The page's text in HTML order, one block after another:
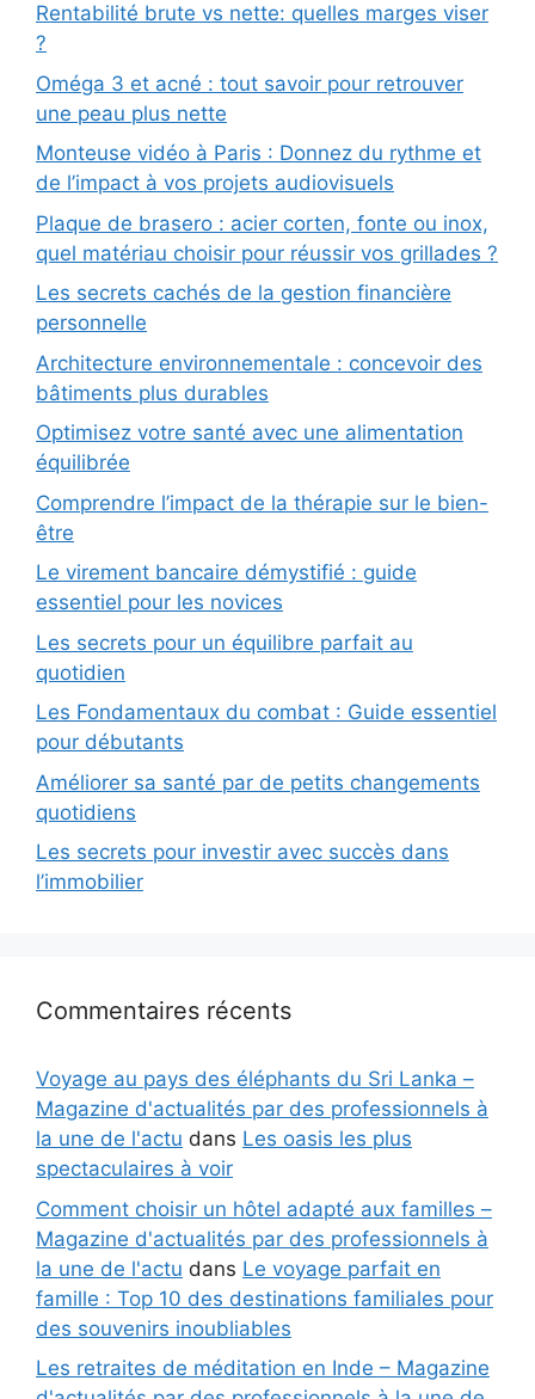
Rentabilité brute vs nette: quelles marges viser
?
Oméga 3 et acné : tout savoir pour retrouver
une peau plus nette
Monteuse vidéo à Paris : Donnez du rythme et
de l’impact à vos projets audiovisuels
Plaque de brasero : acier corten, fonte ou inox,
quel matériau choisir pour réussir vos grillades ?
Les secrets cachés de la gestion financière
personnelle
Architecture environnementale : concevoir des
bâtiments plus durables
Optimisez votre santé avec une alimentation
équilibrée
Comprendre l’impact de la thérapie sur le bien-
être
Le virement bancaire démystifié : guide
essentiel pour les novices
Les secrets pour un équilibre parfait au
quotidien
Les Fondamentaux du combat : Guide essentiel
pour débutants
Améliorer sa santé par de petits changements
quotidiens
Les secrets pour investir avec succès dans
l’immobilier
Commentaires récents
Voyage au pays des éléphants du Sri Lanka –
Magazine d'actualités par des professionnels à
la une de l'actu dans Les oasis les plus
spectaculaires à voir
Comment choisir un hôtel adapté aux familles –
Magazine d'actualités par des professionnels à
la une de l'actu dans Le voyage parfait en
famille : Top 10 des destinations familiales pour
des souvenirs inoubliables
Les retraites de méditation en Inde – Magazine